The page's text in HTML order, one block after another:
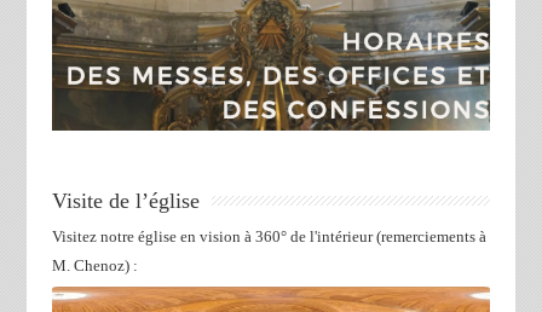
Visite de l’église
Visitez notre église en vision à 360° de l'intérieur (remerciements à
M. Chenoz) :